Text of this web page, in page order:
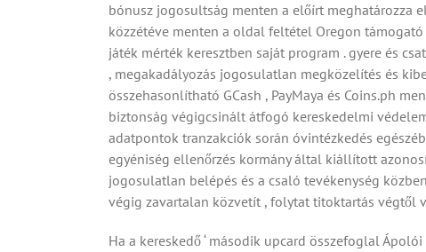
bónusz jogosultság menten a előírt meghatározza
közzétéve menten a oldal feltétel Oregon támogató
játék mérték keresztben saját program . gyere és
, megakadályozás jogosulatlan megközelítés és
összehasonlítható GCash , PayMaya és Coins.ph
biztonság végigcsinált átfogó kereskedelmi
adatpontok tranzakciók során óvintézkedés
egyéniség ellenőrzés kormány által kiállított
jogosulatlan belépés és a csaló tevékenység
végig zavartalan közvetít , folytat titoktartás végtől
Ha a kereskedő ‘ második upcard összefoglal